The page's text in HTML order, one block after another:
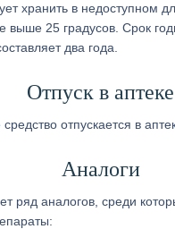
хранить в недоступном
выше 25 градусов. Срок
два года.
Отпуск в аптеке
отпускается в
Аналоги
ряд аналогов, среди